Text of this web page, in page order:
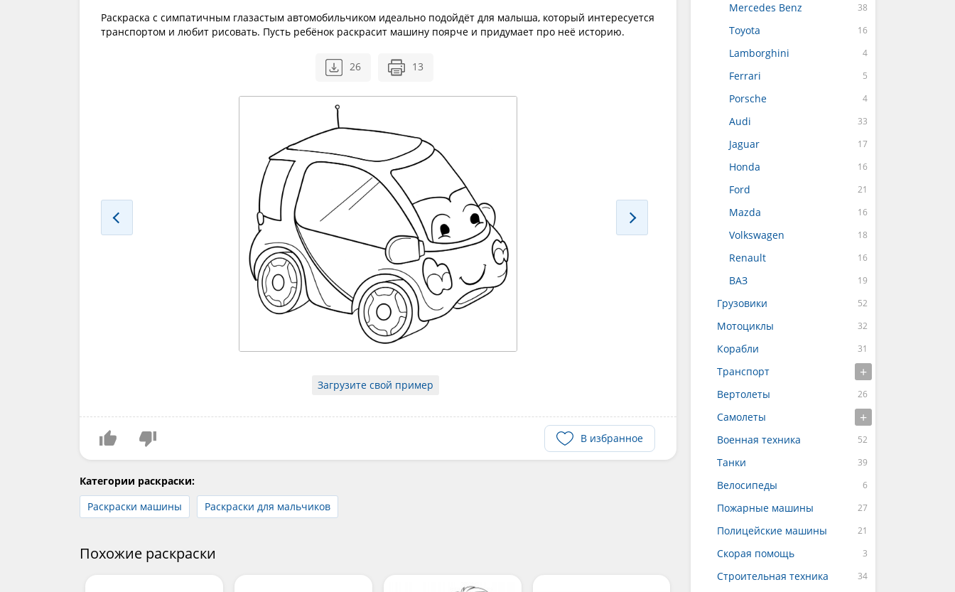
Раскраска с симпатичным глазастым автомобильчиком идеально подойдёт для малыша, который интересуется
транспортом и любит рисовать. Пусть ребёнок раскрасит машину поярче и придумает про неё историю.
26 13
Загрузите свой пример
В избранное
Категории раскраски:
Раскраски машины
Раскраски для мальчиков
Похожие раскраски
Mercedes Benz
Toyota
Lamborghini
Ferrari
Porsche
Audi
Jaguar
Honda
Ford
Mazda
Volkswagen
Renault
ВАЗ
Грузовики
Мотоциклы
Корабли
Транспорт
Вертолеты
Самолеты
Военная техника
Танки
Велосипеды
Пожарные машины
Полицейские машины
Скорая помощь
Строительная техника